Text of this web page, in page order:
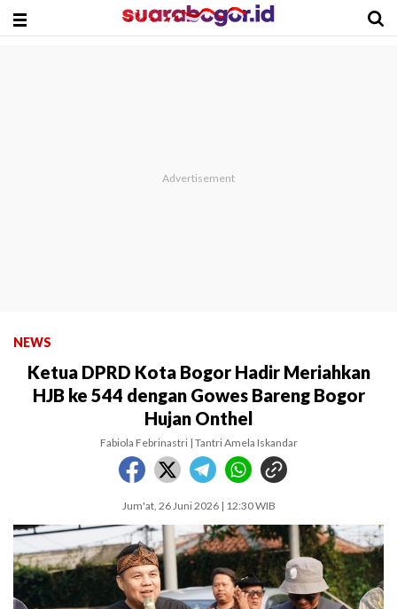
NEWS
Ketua DPRD Kota Bogor Hadir Meriahkan
HJB ke 544 dengan Gowes Bareng Bogor
Hujan Onthel
Fabiola Febrinastri | Tantri Amela Iskandar
Jum'at, 26 Juni 2026 | 12:30 WIB